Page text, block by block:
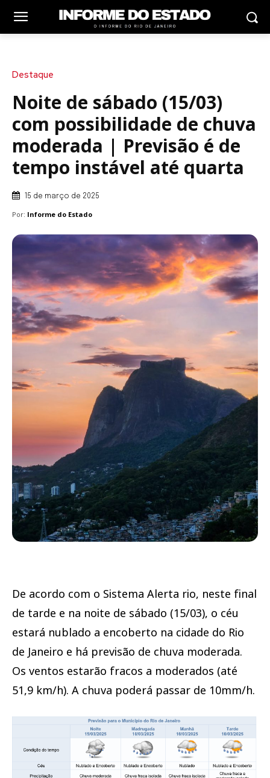
Destaque
Noite de sábado (15/03)
com possibilidade de chuva
moderada | Previsão é de
tempo instável até quarta
15 de março de 2025
Por: Informe do Estado
De acordo com o Sistema Alerta rio, neste final
de tarde e na noite de sábado (15/03), o céu
estará nublado a encoberto na cidade do Rio
de Janeiro e há previsão de chuva moderada.
Os ventos estarão fracos a moderados (até
51,9 km/h). A chuva poderá passar de 10mm/h.